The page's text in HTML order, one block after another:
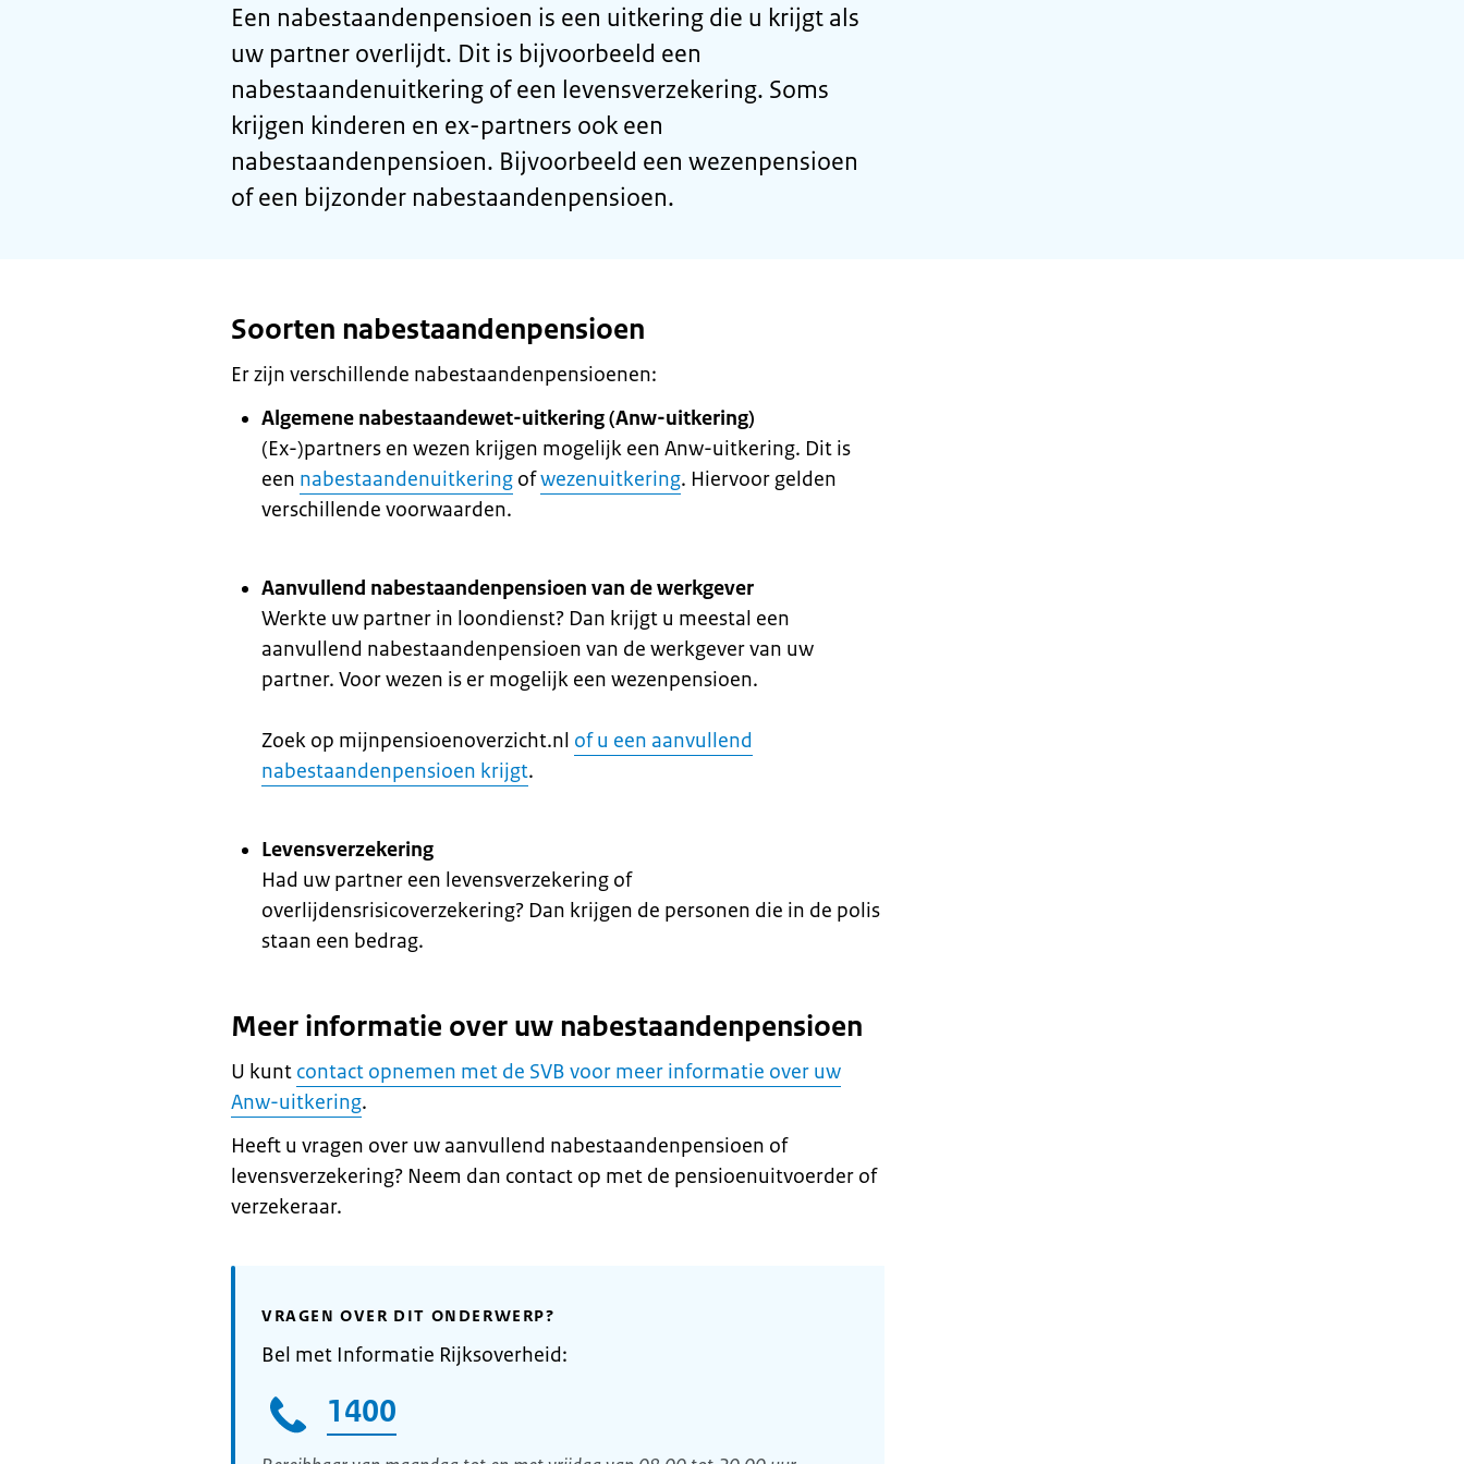
Een nabestaandenpensioen is een uitkering die u krijgt als
uw partner overlijdt. Dit is bijvoorbeeld een
nabestaandenuitkering of een levensverzekering. Soms
krijgen kinderen en ex-partners ook een
nabestaandenpensioen. Bijvoorbeeld een wezenpensioen
of een bijzonder nabestaandenpensioen.
Soorten nabestaandenpensioen
Er zijn verschillende nabestaandenpensioenen:
Algemene nabestaandewet-uitkering (Anw-uitkering)
(Ex-)partners en wezen krijgen mogelijk een Anw-uitkering. Dit is
een nabestaandenuitkering ofwezenuitkering. Hiervoor gelden
verschillende voorwaarden.
Aanvullend nabestaandenpensioen van de werkgever
Werkte uw partner in loondienst? Dan krijgt u meestal een
aanvullend nabestaandenpensioen van de werkgever van uw
partner. Voor wezen is er mogelijk een wezenpensioen.
Zoek op mijnpensioenoverzicht.nl of u een aanvullend
nabestaandenpensioen krijgt.
Levensverzekering
Had uw partner een levensverzekering of
overlijdensrisicoverzekering? Dan krijgen de personen die in de polis
staan een bedrag.
Meer informatie over uw nabestaandenpensioen
U kunt contact opnemen met de SVB voor meer informatie over uw
Anw-uitkering.
Heeft u vragen over uw aanvullend nabestaandenpensioen of
levensverzekering? Neem dan contact op met de pensioenuitvoerder of
verzekeraar.
VRAGEN OVER DIT ONDERWERP?
Bel met Informatie Rijksoverheid:
1400